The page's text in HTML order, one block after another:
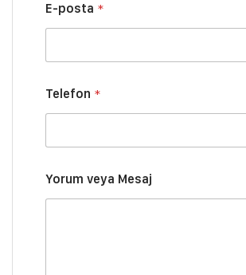
o
s
a
E-posta *
Telefon *
Yorum veya Mesaj